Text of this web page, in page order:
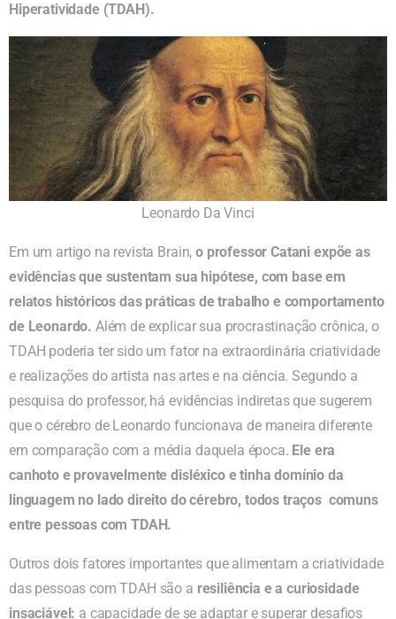
Hiperatividade (TDAH).
Leonardo Da Vinci
Em um artigo na revista Brain,o professor Catani expõe as
evidências que sustentam sua hipótese, com base em
relatos históricos das práticas de trabalho e comportamento
de Leonardo. Além de explicar sua procrastinação crônica, o
TDAH poderia ter sido um fator na extraordinária criatividade
e realizações do artista nas artes e na ciência. Segundo a
pesquisa do professor, há evidências indiretas que sugerem
que o cérebro de Leonardo funcionava de maneira diferente
em comparação com a média daquela época. Ele era
canhoto e provavelmente disléxico e tinha domínio da
linguagem no lado direito do cérebro, todos traços comuns
entre pessoas com TDAH.
Outros dois fatores importantes que alimentam a criatividade
das pessoas com TDAH são a resiliência e a curiosidade
insaciável: a capacidade de se adaptar e superar desafios